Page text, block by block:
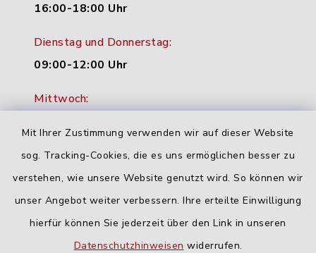
Mit Ihrer Zustimmung verwenden wir auf dieser Website
sog. Tracking-Cookies, die es uns ermöglichen besser zu
verstehen, wie unsere Website genutzt wird. So können wir
unser Angebot weiter verbessern. Ihre erteilte Einwilligung
hierfür können Sie jederzeit über den Link in unseren
Datenschutzhinweisen widerrufen.
16:00-18:00 Uhr
Dienstag und Donnerstag:
09:00-12:00 Uhr
Mittwoch:
Freitag:
geschlossen
Quicklinks